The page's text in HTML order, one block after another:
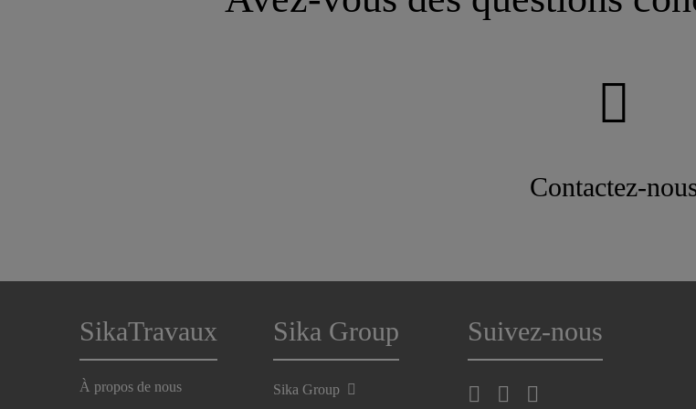
Contactez-
SikaTravaux
À propos de nous
Sika Group
Sika Group
Suivez-nous